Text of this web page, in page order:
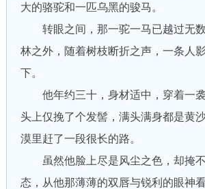
大的骆驼和一匹乌黑的骏马。
转眼之间，那一驼一马已越过无数
林之外，随着树枝断折之声，一条人
下。
他年约三十，身材适中，穿着一袭
头上仅挽了个发髻，满头满身都是黄
漠里赶了一段很长的路。
虽然他脸上尽是风尘之色，却掩不
态，从他那薄薄的双唇与锐利的眼神